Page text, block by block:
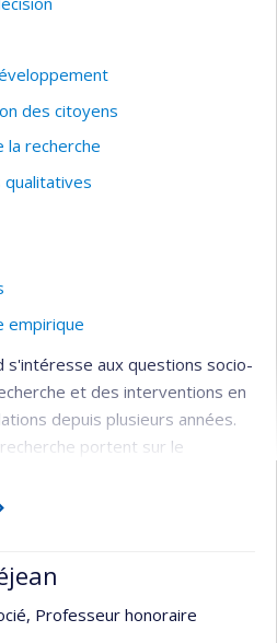
des citoyens
la recherche
empirique
s'intéresse aux questions socio-
et des interventions en
depuis plusieurs années.
portent sur le
capacités à la prise de
ou des groupes en
à examiner leurs
leurs besoins par rapport à la
Professeur honoraire